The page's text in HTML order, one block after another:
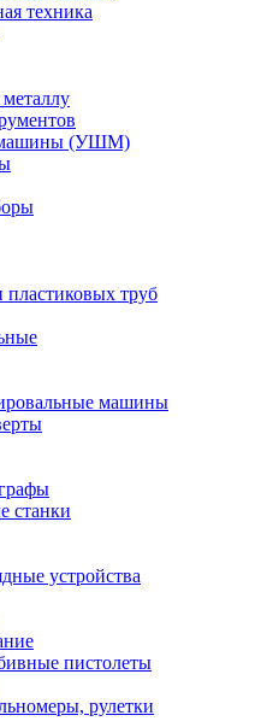
техника
машины (УШМ)
пластиковых труб
машины
станки
устройства
пистолеты
рулетки